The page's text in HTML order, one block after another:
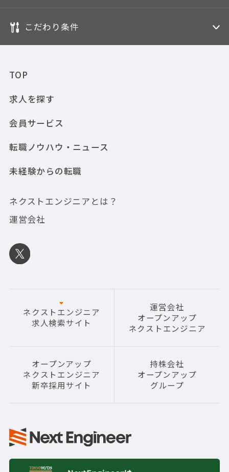
こだわり条件
TOP
求人を探す
会員サービス
転職ノウハウ・ニュース
未経験からの転職
ネクストエンジニアとは？
運営会社
ネクストエンジニア
求人検索サイト
運営会社
オープンアップ
ネクストエンジニア
オープンアップ
ネクストエンジニア
新卒採用サイト
持株会社
オープンアップ
グループ